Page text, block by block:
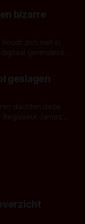
waarvoor de
bizarre
zich niet in
gerenderd en
onheilspellends,
met ieder woord
geslagen
dachten deze
James